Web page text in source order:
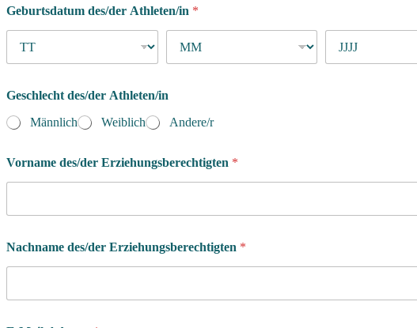
e
d
s
d
r
Geburtsdatum des/der Athleten/in *
Geschlecht des/der Athleten/in
Männlich
Weiblich Andere/r
Vorname des/der Erziehungsberechtigten *
Nachname des/der Erziehungsberechtigten *